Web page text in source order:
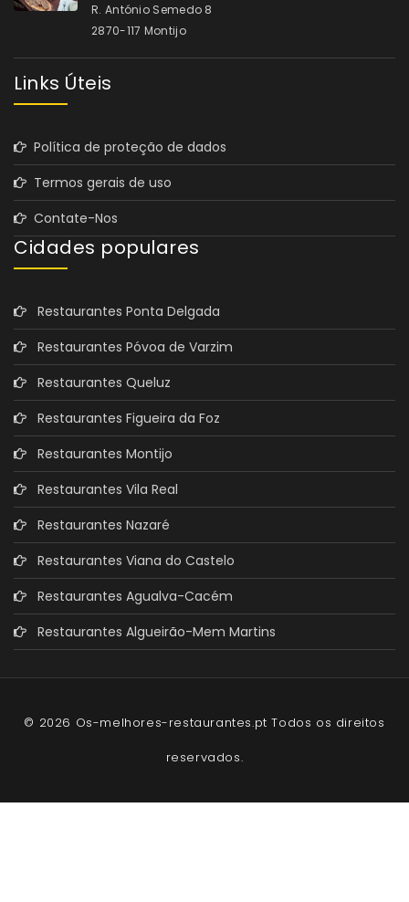
R. António Semedo 8
2870-117 Montijo
Links Úteis
Política de proteção de dados
Termos gerais de uso
Contate-Nos
Cidades populares
Restaurantes Ponta Delgada
Restaurantes Póvoa de Varzim
Restaurantes Queluz
Restaurantes Figueira da Foz
Restaurantes Montijo
Restaurantes Vila Real
Restaurantes Nazaré
Restaurantes Viana do Castelo
Restaurantes Agualva-Cacém
Restaurantes Algueirão-Mem Martins
© 2026 Os-melhores-restaurantes.pt Todos os direitos
reservados.